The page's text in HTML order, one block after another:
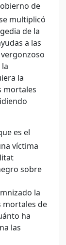
de
multiplicó
de la
a las
la
mortales
es el
víctima
sobre
la
mortales de
ha
las